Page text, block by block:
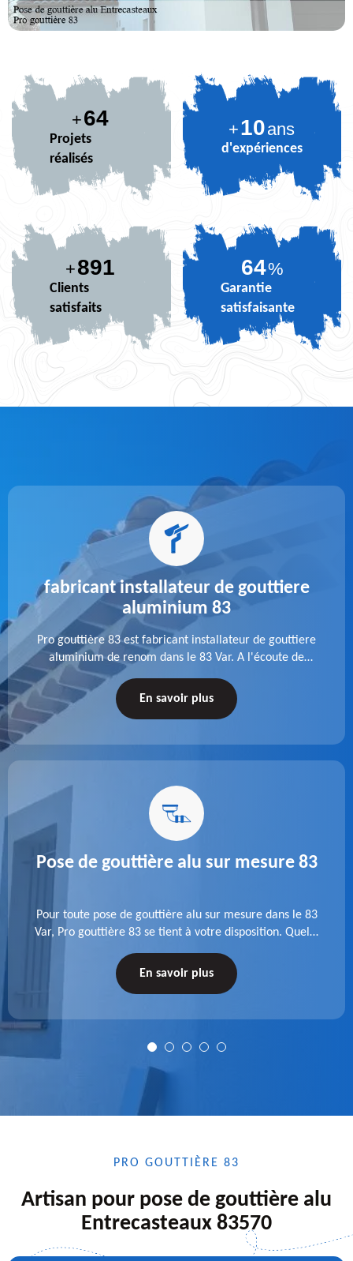
+78
Projets
réalisés
+10ans
d'expériences
+891
Clients
satisfaits
78%
Garantie
satisfaisante
fabricant installateur de gouttiere
aluminium 83
Pro gouttière 83 est fabricant installateur de gouttiere
aluminium de renom dans le 83 Var. A l'écoute de
chaque besoin, notre équipe veille à réaliser des
gouttières performantes, durables et à la hauteur de
En savoir plus
Pose de gouttière alu sur mesure 83
Pour toute pose de gouttière alu sur mesure dans le 83
Var, Pro gouttière 83 se tient à votre disposition. Quelle
nous confiance.
En savoir plus
PRO GOUTTIÈRE 83
Artisan pour pose de gouttière alu
Entrecasteaux 83570